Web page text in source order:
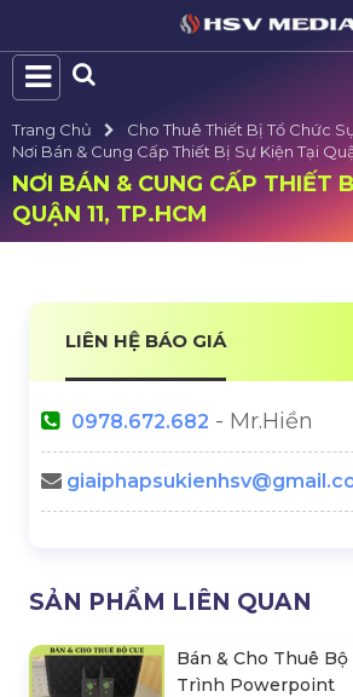
Trang Chủ
Cho Thuê Thiết Bị Tổ Chức
Nơi Bán & Cung Cấp Thiết Bị Sự Kiện Tại
NƠI BÁN & CUNG CẤP THIẾT
QUẬN 11, TP.HCM
LIÊN HỆ BÁO GIÁ
0978.672.682 - Mr.Hiền
SẢN PHẨM LIÊN QUAN
Bán & Cho Thuê
Trình Powerpoint